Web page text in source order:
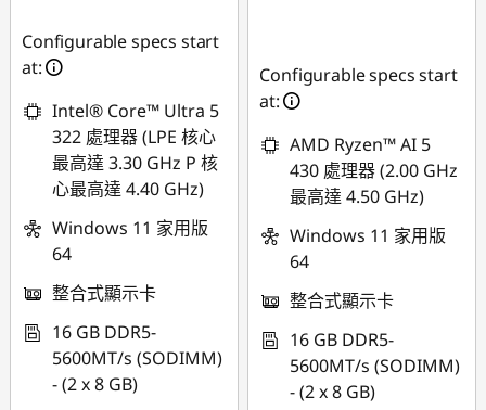
Configurable specs start
at:
Intel® Core™ Ultra 5
322 處理器 (LPE 核心
最高達 3.30 GHz P 核
心最高達 4.40 GHz)
Windows 11 家用版
64
整合式顯示卡
16 GB DDR5-
5600MT/s (SODIMM)
- (2 x 8 GB)
Configurable specs start
at:
AMD Ryzen™ AI 5
430 處理器 (2.00 GHz
最高達 4.50 GHz)
Windows 11 家用版
64
整合式顯示卡
16 GB DDR5-
5600MT/s (SODIMM)
- (2 x 8 GB)